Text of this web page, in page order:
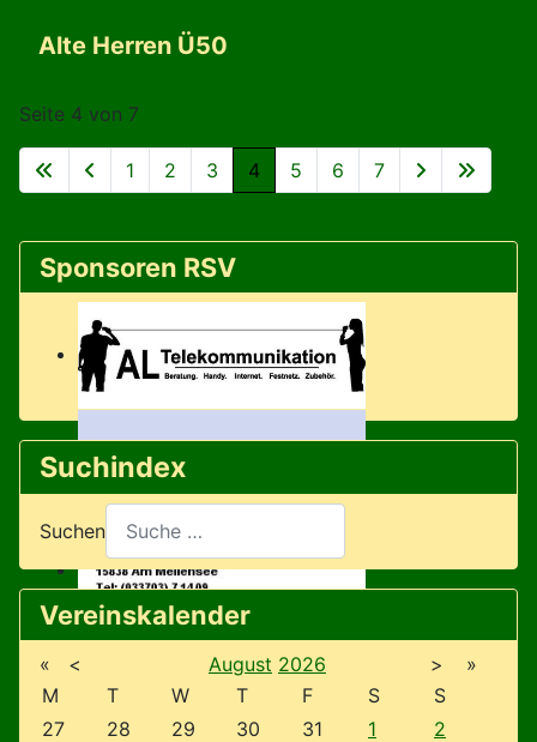
Alte Herren Ü50
Seite 4 von 7
1 2 3 4 5 6 7
Sponsoren RSV
Suchindex
Suchen
Vereinskalender
« < August 2026 >
»
M
T W T F S
S
27
28 29 30 31 1
2